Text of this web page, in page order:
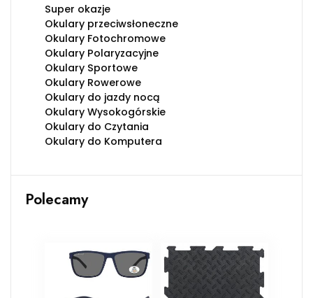
Super okazje
Okulary przeciwsłoneczne
Okulary Fotochromowe
Okulary Polaryzacyjne
Okulary Sportowe
Okulary Rowerowe
Okulary do jazdy nocą
Okulary Wysokogórskie
Okulary do Czytania
Okulary do Komputera
Polecamy